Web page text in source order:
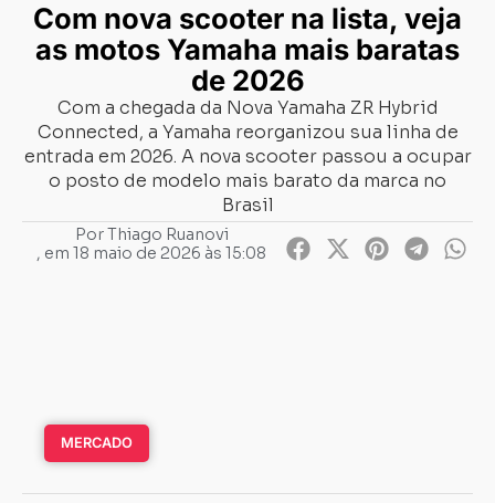
Com nova scooter na lista, veja
as motos Yamaha mais baratas
de 2026
Com a chegada da Nova Yamaha ZR Hybrid
Connected, a Yamaha reorganizou sua linha de
entrada em 2026. A nova scooter passou a ocupar
o posto de modelo mais barato da marca no
Brasil
PorThiago Ruanovi
, em 18 maio de 2026 às 15:08
MERCADO